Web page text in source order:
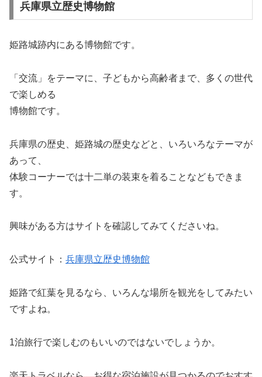
兵庫県立歴史博物館
姫路城跡内にある博物館です。
「交流」をテーマに、子どもから高齢者まで、多くの世代
で楽しめる
博物館です。
兵庫県の歴史、姫路城の歴史などと、いろいろなテーマが
あって、
体験コーナーでは十二単の装束を着ることなどもできま
す。
興味がある方はサイトを確認してみてくださいね。
公式サイト： 兵庫県立歴史博物館
姫路で紅葉を見るなら、いろんな場所を観光をしてみたい
ですよね。
1泊旅行で楽しむのもいいのではないでしょうか。